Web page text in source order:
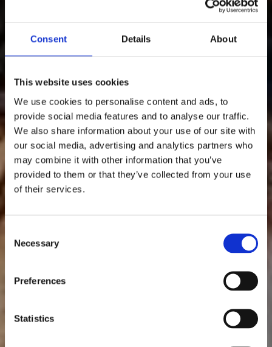
Consent Details About
This website uses cookies
We use cookies to personalise content and ads, to
provide social media features and to analyse our traffic.
We also share information about your use of our site with
our social media, advertising and analytics partners who
may combine it with other information that you’ve
provided to them or that they’ve collected from your use
of their services.
Selection
Necessary
Preferences
Statistics